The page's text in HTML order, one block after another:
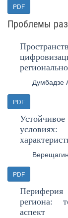
PDF
Проблемы
Думбадзе
PDF
PDF
региона:
аспект